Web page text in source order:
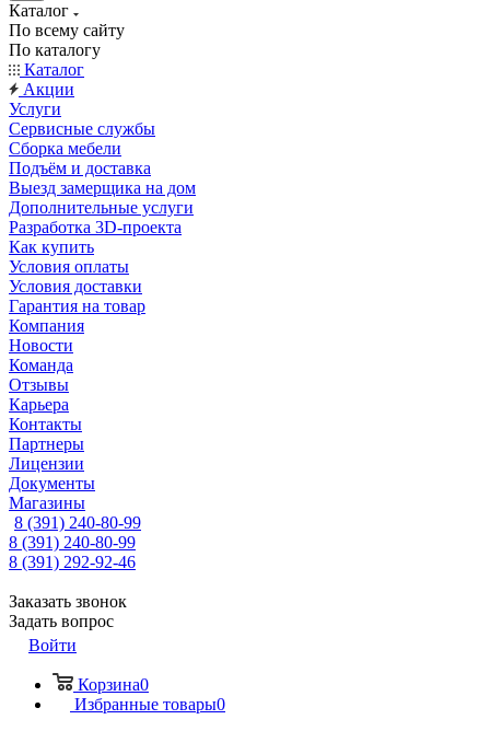
Каталог
По всему сайту
По каталогу
Каталог
Акции
Услуги
Сервисные службы
Сборка мебели
Подъём и доставка
Выезд замерщика на дом
Дополнительные услуги
Разработка 3D-проекта
Как купить
Условия оплаты
Условия доставки
Гарантия на товар
Компания
Новости
Команда
Отзывы
Карьера
Контакты
Партнеры
Лицензии
Документы
Магазины
8 (391) 240-80-99
8 (391) 240-80-99
8 (391) 292-92-46
Заказать звонок
Задать вопрос
Войти
Корзина0
Избранные товары0